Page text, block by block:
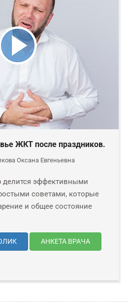
ЖКТ после праздников.
Оксана Евгеньевна
делится эффективными
советами, которые
и общее состояние
АНКЕТА ВРАЧА